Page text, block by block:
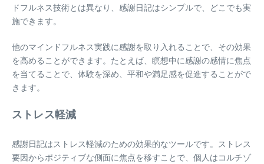
ドフルネス技術とは異なり、感謝日記はシンプルで、どこでも実
施できます。
他のマインドフルネス実践に感謝を取り入れることで、その効果
を高めることができます。たとえば、瞑想中に感謝の感情に焦点
を当てることで、体験を深め、平和や満足感を促進することがで
きます。
ストレス軽減
感謝日記はストレス軽減のための効果的なツールです。ストレス
要因からポジティブな側面に焦点を移すことで、個人はコルチゾ